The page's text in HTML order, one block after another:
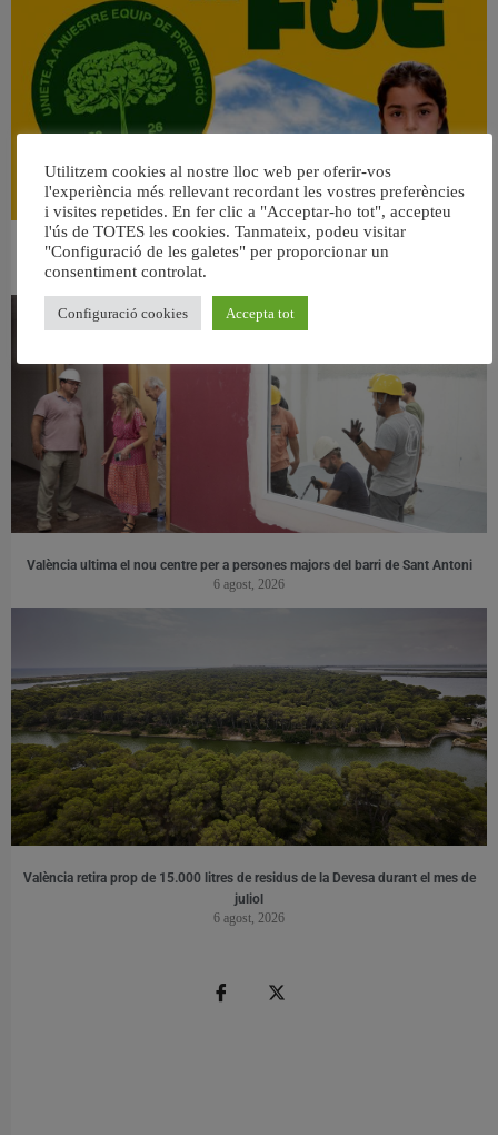
👀 Una mirada atenta puede marcar la diferencia.
València ultima el nou centre per a persones majors del barri de Sant Antoni
6 agost, 2026
València retira prop de 15.000 litres de residus de la Devesa durant el mes de
juliol
6 agost, 2026
Utilitzem cookies al nostre lloc web per oferir-vos
l'experiència més rellevant recordant les vostres preferències
i visites repetides. En fer clic a "Acceptar-ho tot", accepteu
l'ús de TOTES les cookies. Tanmateix, podeu visitar
"Configuració de les galetes" per proporcionar un
consentiment controlat.
Configuració cookies Accepta tot